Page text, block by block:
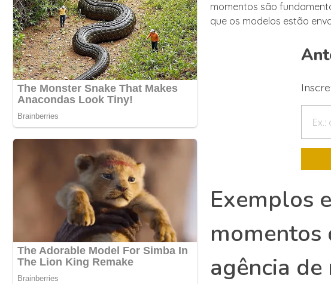
momentos são
que os modelos estão
Exemplos
momentos
agência